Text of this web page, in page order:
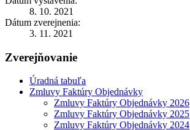
8. 10. 2021
Dátum zverejnenia:
3. 11. 2021
Zverejňovanie
Úradná tabuľa
Zmluvy Faktúry Objednávky
Zmluvy Faktúry Objednávky 2026
Zmluvy Faktúry Objednávky 2025
Zmluvy Faktúry Objednávky 2024